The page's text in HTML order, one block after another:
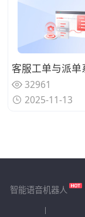
32961
2025-11-13
智能语音机器人